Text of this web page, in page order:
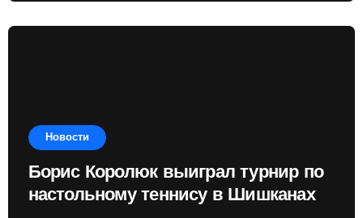
Новости
Борис Королюк выиграл турнир по
настольному теннису в Шишканах